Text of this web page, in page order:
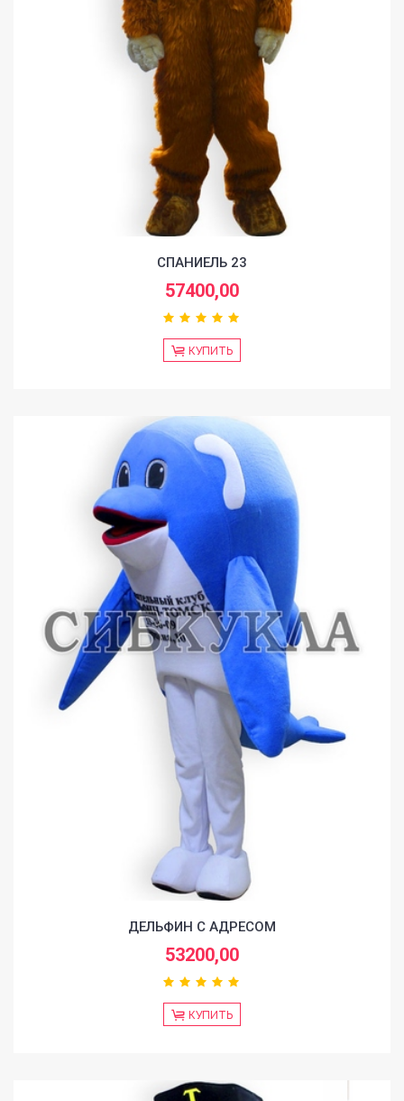
СПАНИЕЛЬ 23
57400,00
КУПИТЬ
ДЕЛЬФИН С АДРЕСОМ
53200,00
КУПИТЬ